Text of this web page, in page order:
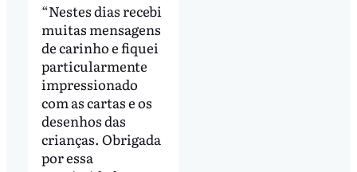
“Nestes dias recebi
muitas mensagens
de carinho e fiquei
particularmente
impressionado
com as cartas e os
desenhos das
crianças. Obrigada
por essa